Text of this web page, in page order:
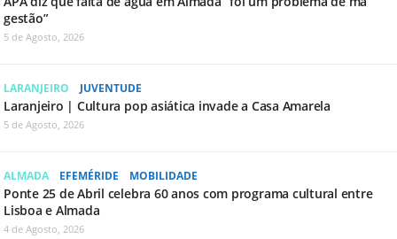
gestão”
5 de Agosto, 2026
LARANJEIRO JUVENTUDE
Laranjeiro | Cultura pop asiática invade a Casa Amarela
5 de Agosto, 2026
ALMADA EFEMÉRIDE MOBILIDADE
Ponte 25 de Abril celebra 60 anos com programa cultural entre
Lisboa e Almada
4 de Agosto, 2026